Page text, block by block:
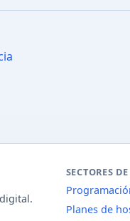
SECTORES
Planes de